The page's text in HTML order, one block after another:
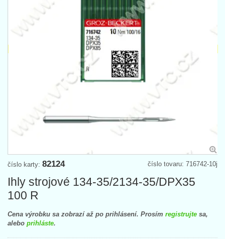
číslo tovaru: 716742-10j
číslo karty: 82124
Ihly strojové 134-35/2134-35/DPX35
100 R
Cena výrobku sa zobrazí až po prihlásení. Prosím registrujte sa,
alebo prihláste.